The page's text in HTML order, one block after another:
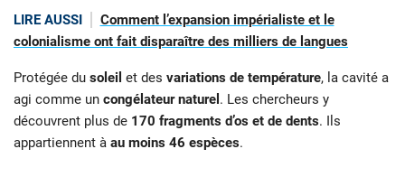
LIRE AUSSI
Comment l’expansion impérialiste et le
colonialisme ont fait disparaître des milliers de langues
Protégée du soleil et des variations de température, la cavité a
agi comme un congélateur naturel . Les chercheurs y
découvrent plus de 170 fragments d’os et de dents. Ils
appartiennent à au moins 46 espèces.